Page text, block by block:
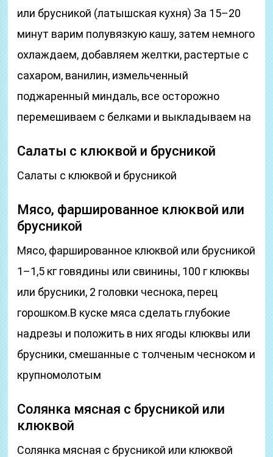
или брусникой (латышская кухня) За 15–20
минут варим полувязкую кашу, затем немного
охлаждаем, добавляем желтки, растертые с
сахаром, ванилин, измельченный
поджаренный миндаль, все осторожно
перемешиваем с белками и выкладываем на
Салаты с клюквой и брусникой
Салаты с клюквой и брусникой
Мясо, фаршированное клюквой или
брусникой
Мясо, фаршированное клюквой или брусникой
1–1,5 кг говядины или свинины, 100 г клюквы
или брусники, 2 головки чеснока, перец
горошком.В куске мяса сделать глубокие
надрезы и положить в них ягоды клюквы или
брусники, смешанные с толченым чесноком и
крупномолотым
Солянка мясная с брусникой или
клюквой
Солянка мясная с брусникой или клюквой